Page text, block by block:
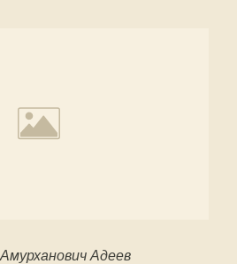
Адеев